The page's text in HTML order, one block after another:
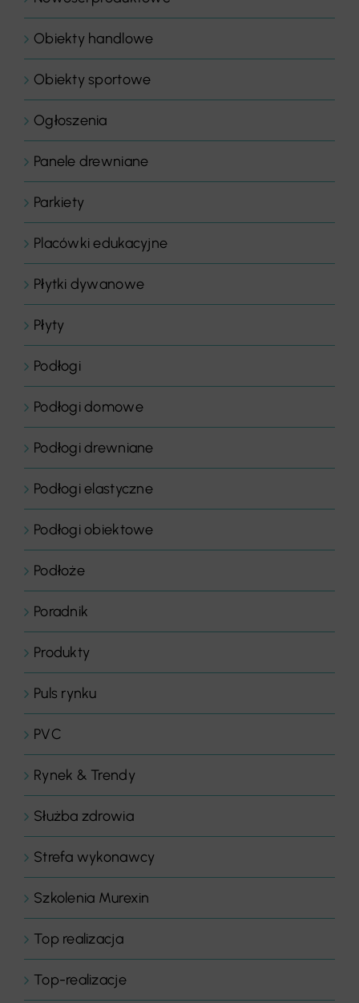
Obiekty handlowe
Obiekty sportowe
Ogłoszenia
Panele drewniane
Parkiety
Placówki edukacyjne
Płytki dywanowe
Płyty
Podłogi
Podłogi domowe
Podłogi drewniane
Podłogi elastyczne
Podłogi obiektowe
Podłoże
Poradnik
Produkty
Puls rynku
PVC
Rynek & Trendy
Służba zdrowia
Strefa wykonawcy
Szkolenia Murexin
Top realizacja
Top-realizacje